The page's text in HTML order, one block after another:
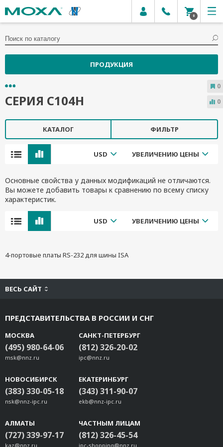
0
ПРОДУКЦИЯ
СЕРИЯ C104H
КАТАЛОГ ФИЛЬТР
USD УВЕЛИЧЕНИЮ ЦЕНЫ
Основные свойства у данных модификаций не отличаются.
Вы можете добавить товары к сравнению по всему списку
характеристик.
USD УВЕЛИЧЕНИЮ ЦЕНЫ
4-портовые платы RS-232 для шины ISA
ВЕСЬ САЙТ
ПРЕДСТАВИТЕЛЬСТВА В РОССИИ И СНГ
МОСКВА
(495) 980-64-06
msk@nnz.ru
САНКТ-ПЕТЕРБУРГ
(812) 326-20-02
ipc@nnz.ru
НОВОСИБИРСК
(383) 330-05-18
nsk@nnz-ipc.ru
ЕКАТЕРИНБУРГ
(343) 311-90-07
ekb@nnz-ipc.ru
АЛМАТЫ
(727) 339-97-17
kaz@nnz.ru
ЧАСТНЫМ ЛИЦАМ
(812) 326-45-54
ipc-shopping@nnz.ru
0
0